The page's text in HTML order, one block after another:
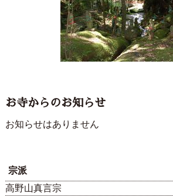
お寺からのお知らせ
お知らせはありません
宗派
高野山真言宗